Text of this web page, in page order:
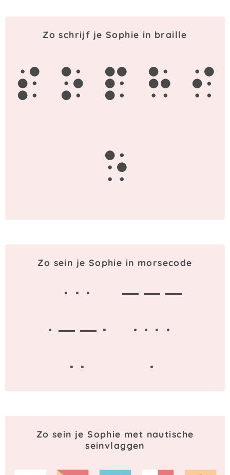
Zo schrijf je Sophie in braille
s o p h i
e
Zo sein je Sophie in morsecode
· · ·
— — —
· — — ·
· · · ·
· ·
·
Zo sein je Sophie met nautische
seinvlaggen